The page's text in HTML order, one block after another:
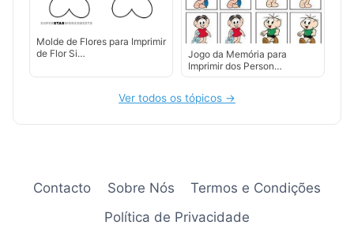
Molde de Flores para Imprimir
de Flor Si…
Jogo da Memória para
Imprimir dos Person…
Ver todos os tópicos →
Contacto Sobre Nós
Termos e Condições
Política de Privacidade